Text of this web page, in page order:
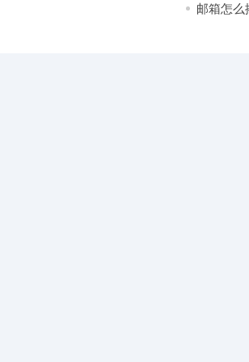
邮箱怎么